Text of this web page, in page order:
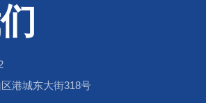
港城东大街318号